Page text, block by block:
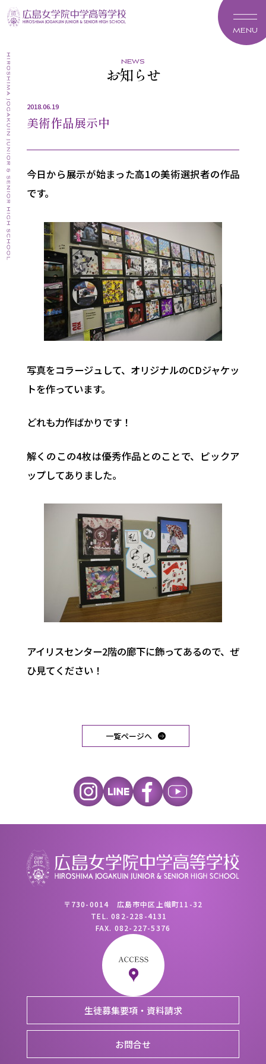
MENU
news
お知らせ
2018.06.19
美術作品展示中
今日から展示が始まった高1の美術選択者の作品
です。
写真をコラージュして、オリジナルのCDジャケッ
トを作っています。
どれも力作ばかりです！
解くのこの4枚は優秀作品とのことで、ピックア
ップしてありました。
アイリスセンター2階の廊下に飾ってあるので、ぜ
ひ見てください！
一覧ページへ
〒730-0014 広島市中区上幟町11-32
TEL.082-228-4131
FAX. 082-227-5376
生徒募集要項・資料請求
お問合せ